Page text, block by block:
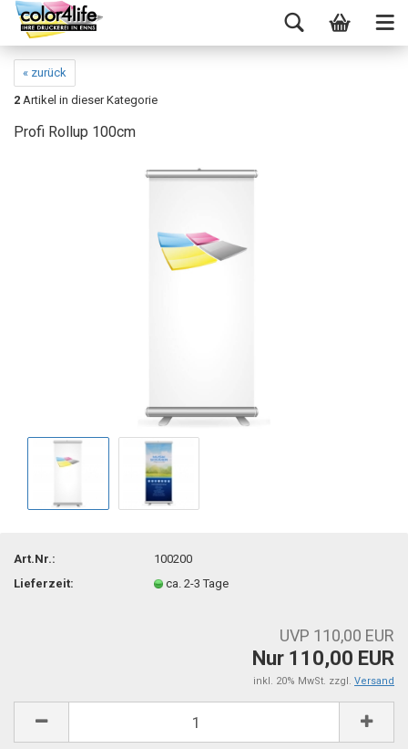
« zurück
2 Artikel in dieser Kategorie
Profi Rollup 100cm
Art.Nr.:
100200
Lieferzeit:
ca. 2-3 Tage
UVP 110,00 EUR
Nur 110,00 EUR
inkl. 20% MwSt. zzgl. Versand